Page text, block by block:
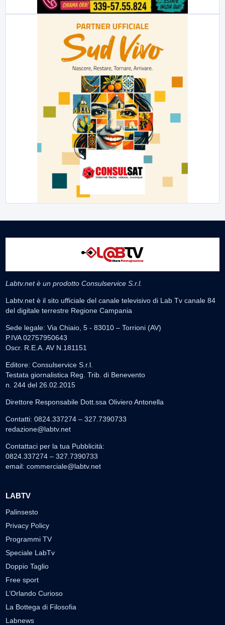
Labtv.net è un prodotto Consulservice S.r.l.
Labtv.net è il sito ufficiale del canale televisivo di Lab Tv canale 84
del digitale terrestre Regione Campania
Sede legale: Via Chiaio, 5 - 83010 – Torrioni (AV)
P.IVA 02757950643
Oscr. R.E.A. AV N.181151
Editore: Consulservice S.r.l.
Testata giornalistica Reg. Trib. di Benevento
n. 244 del 26.02.2015
Direttore Responsabile Dott.ssa Oliviero Antonella
Contatti: 0824.337274 – 327.7390733
redazione@labtv.net
Contattaci per la tua Pubblicità:
0824.337274 – 327.7390733
email: commerciale@labtv.net
LABTV
Palinsesto
Privacy Policy
Programmi TV
Speciale LabTv
Doppio Taglio
Free sport
L’Orlando Curioso
La Bottega di Filosofia
Labnews